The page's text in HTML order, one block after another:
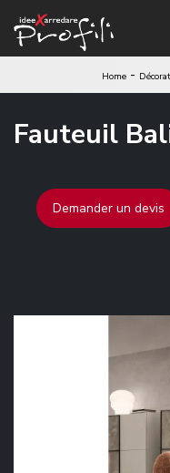
Home -
Fauteuil
Demander un devis